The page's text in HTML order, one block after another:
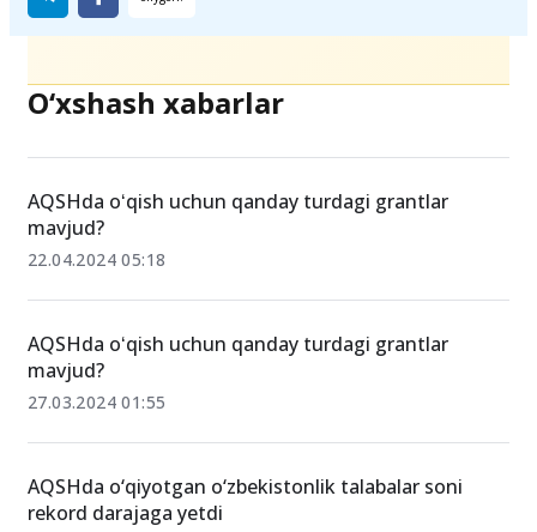
O‘xshash xabarlar
AQSHda oʻqish uchun qanday turdagi grantlar
mavjud?
22.04.2024 05:18
AQSHda oʻqish uchun qanday turdagi grantlar
mavjud?
27.03.2024 01:55
AQSHda o‘qiyotgan o‘zbekistonlik talabalar soni
rekord darajaga yetdi